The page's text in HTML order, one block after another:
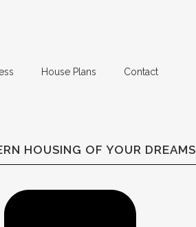
House Plans Contact
HOUSING OF YOUR DREAMS